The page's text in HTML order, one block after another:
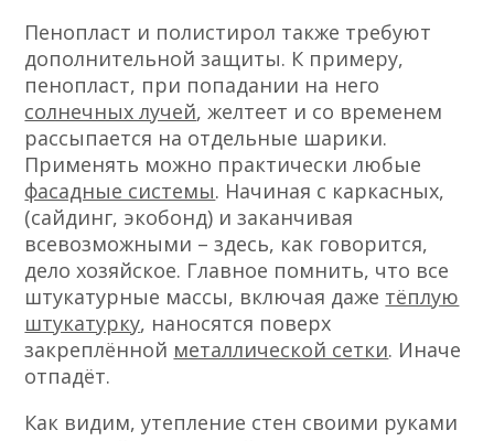
Пенопласт и полистирол также требуют
дополнительной защиты. К примеру,
пенопласт, при попадании на него
солнечных лучей, желтеет и со временем
рассыпается на отдельные шарики.
Применять можно практически любые
фасадные системы. Начиная с каркасных,
(сайдинг, экобонд) и заканчивая
всевозможными – здесь, как говорится,
дело хозяйское. Главное помнить, что все
штукатурные массы, включая даже тёплую
штукатурку, наносятся поверх
закреплённой металлической сетки. Иначе
отпадёт.
Как видим, утепление стен своими руками